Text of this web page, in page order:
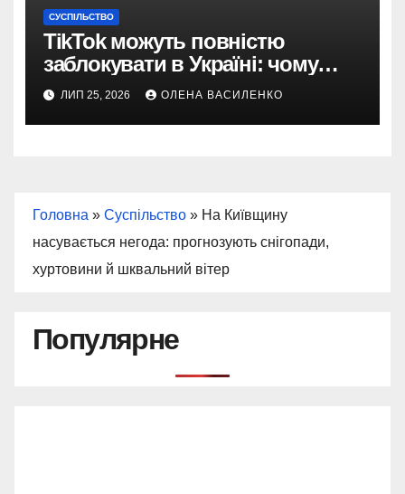
СУСПІЛЬСТВО
TikTok можуть повністю
заблокувати в Україні: чому
з’явилася така пропозиція
ЛИП 25, 2026 ОЛЕНА ВАСИЛЕНКО
Головна » Суспільство » На Київщину
насувається негода: прогнозують снігопади,
хуртовини й шквальний вітер
Популярне